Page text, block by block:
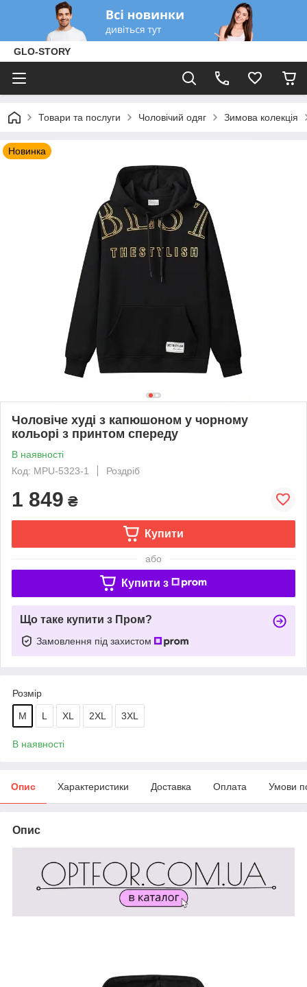
GLO-STORY
Товари та послуги Чоловічий одяг Зимова колекція
Новинка
Чоловіче худі з капюшоном у чорному
кольорі з принтом спереду
В наявності
Код: MPU-5323-1
Роздріб
1 849 ₴
Купити
або
Купити з
Що таке купити з Пром?
Замовлення під захистом
Розмір
М L XL 2XL 3XL
В наявності
Опис Характеристики Доставка Оплата Умови
Опис